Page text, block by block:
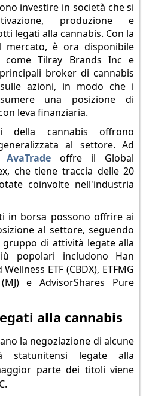
investire in società che si
produzione e
legati alla cannabis. Con la
mercato, è ora disponibile
Tilray Brands Inc e
broker di cannabis
azioni, in modo che i
una posizione di
leva finanziaria.
cannabis offrono
al settore. Ad
offre il Global
che tiene traccia delle 20
coinvolte nell'industria
in borsa possono offrire ai
al settore, seguendo
di attività legate alla
popolari includono Han
ETF (CBDX), ETFMG
e AdvisorShares Pure
alla cannabis
la negoziazione di alcune
statunitensi legate alla
parte dei titoli viene